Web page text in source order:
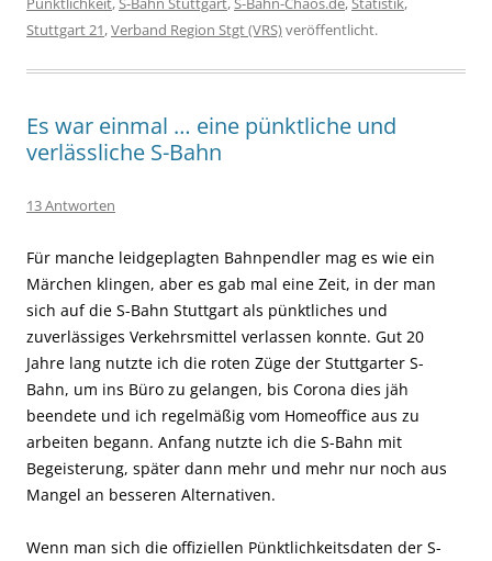
Stuttgart 21,Verband Region Stgt (VRS)veröffentlicht.
Es war einmal … eine pünktliche und
verlässliche S-Bahn
13 Antworten
Für manche leidgeplagten Bahnpendler mag es wie ein
Märchen klingen, aber es gab mal eine Zeit, in der man
sich auf die S-Bahn Stuttgart als pünktliches und
zuverlässiges Verkehrsmittel verlassen konnte. Gut 20
Jahre lang nutzte ich die roten Züge der Stuttgarter S-
Bahn, um ins Büro zu gelangen, bis Corona dies jäh
beendete und ich regelmäßig vom Homeoffice aus zu
arbeiten begann. Anfang nutzte ich die S-Bahn mit
Begeisterung, später dann mehr und mehr nur noch aus
Mangel an besseren Alternativen.
Wenn man sich die offiziellen Pünktlichkeitsdaten der S-